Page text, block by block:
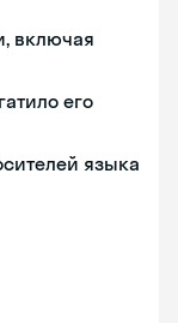
включая
его
языка